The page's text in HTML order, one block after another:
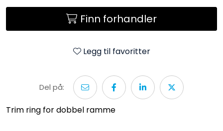
Finn forhandler
Legg til favoritter
Del på:
Trim ring for dobbel ramme